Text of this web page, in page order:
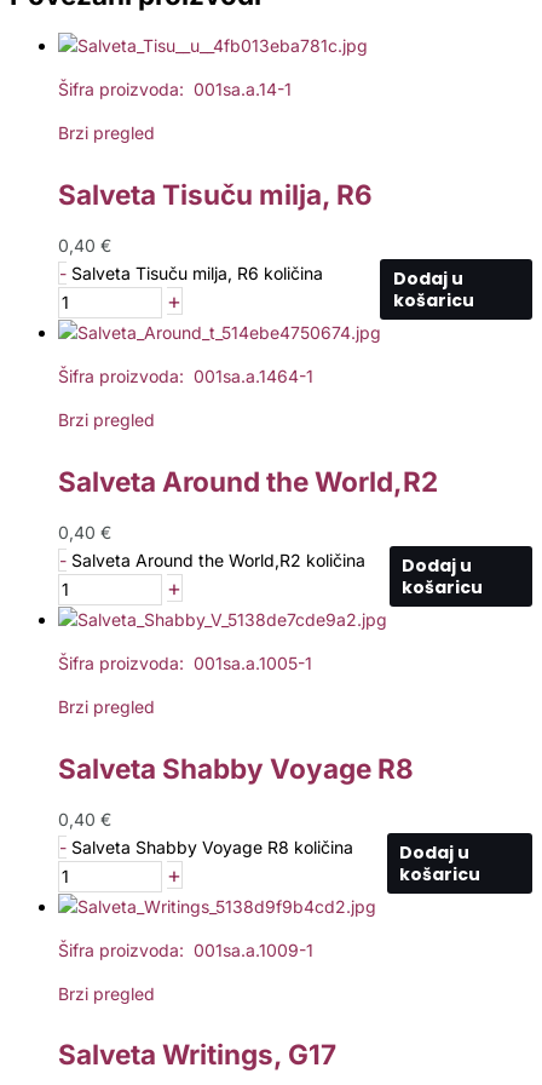
Šifra proizvoda: 001sa.a.14-1
Brzi pregled
Salveta Tisuču milja, R6
0,40 €
- Salveta Tisuču milja, R6 količina
+
Dodaj u
košaricu
Šifra proizvoda: 001sa.a.1464-1
Brzi pregled
Salveta Around the World,R2
0,40 €
- Salveta Around the World,R2 količina
+
Dodaj u
košaricu
Šifra proizvoda: 001sa.a.1005-1
Brzi pregled
Salveta Shabby Voyage R8
0,40 €
- Salveta Shabby Voyage R8 količina
+
Dodaj u
košaricu
Šifra proizvoda: 001sa.a.1009-1
Brzi pregled
Salveta Writings, G17